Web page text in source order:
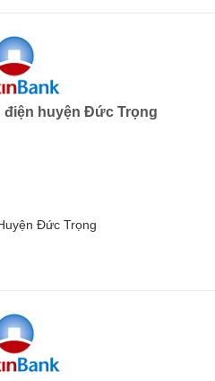
điện huyện Đức Trọng
Đức Trọng